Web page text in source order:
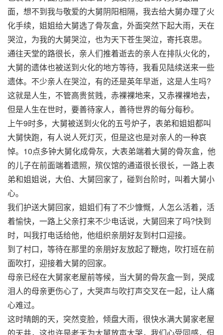
面，想不到我与敬爱的大舅阴阳相隔，我去给大舅办理了火
化手续，姐姐给大舅选了骨灰盒，外面突然下起大雨，天在
哭泣，为我的大舅哭泣，也为天下苍生哭泣，寄托哀思。
通往天堂的路很长，亲人们推着逝去的亲人在排队火化的，
大舅的遗体也被送到火化的地方等待，我看见陆续送来一些
遗体。不少亲人在哭泣，有的还是英年早逝，这是人生吗?
这就是人生，不管高贵贫贱，赤裸裸地来，又赤裸裸地去，
但是人生在世时，要善待家人，善待世界的每分每秒。
上午9时多，大舅被送到火化的五号炉子，表弟和姐姐都叫
大舅快跑，有人说人死灯灭，但是这也是对亲人的一种哀
悼。10点多钟大舅化成骨灰，大表弟端着大舅的骨灰盒，他
的儿子在前面端着遗照，殡仪馆的通道很长很长，一路上表
弟和姐姐说，大伯、大舅回家了，碰到台阶时，叫着大舅小
心。
我们护送大舅回家，姐姐们有了不少慷慨，人怎么活着，活
着愉快，一路上父亲打来不少电话说，大舅回来了吗?快到
时，叫我打电话给他，他组织亲朋好友到村口迎接。
到了村口，等待在那里的亲朋好友放起了鞭炮，吹打班在前
面吹打，迎接着大舅的回家。
母亲已经在大舅家老屋前等候，当大舅的骨灰盒一到，哭成
泪人的母亲更伤心了，大哭声与吹打声交叉在一起，让人痛
心难过。
这时晴朗的天，突然变脸，倾盘大雨，很快水满大舅家老屋